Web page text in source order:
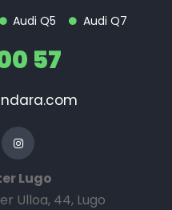
Audi Q5 Audi Q7
57
Lugo
Ulloa, 44, Lugo